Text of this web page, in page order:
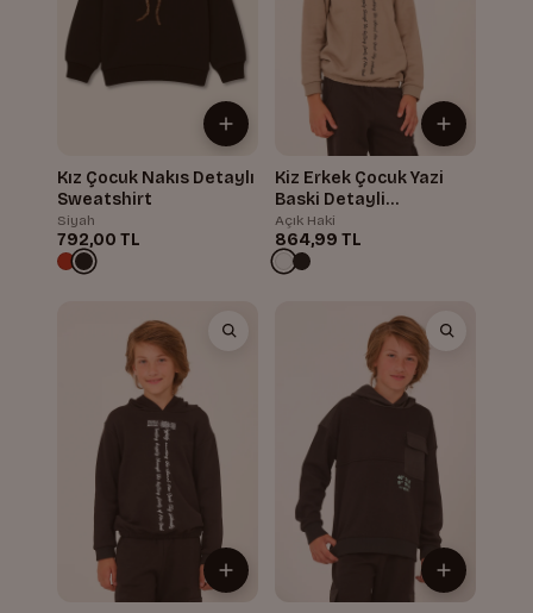
Kız Çocuk Nakıs Detaylı
Sweatshirt
Siyah
792,00 TL
Kiz Erkek Çocuk Yazi
Baski Detayli
Kapüsonlu Sweatshirt
Açık Haki
864,99 TL